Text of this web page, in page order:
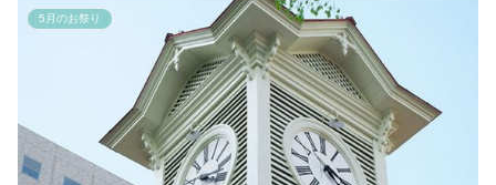
5月のお祭り